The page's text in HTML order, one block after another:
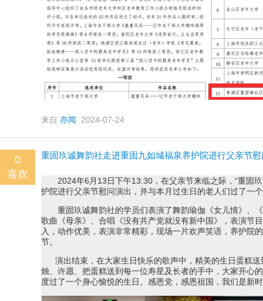
来自 亦闻 2024-07-24
重固玖诚舞韵社走进重固九如城福泉养护院进行父亲节
2024年6月13日下午13:30，在父亲节来临之际，“重固玖
护院进行父亲节慰问演出，并与本月过生日的老人们过了一
重固玖诚舞韵社的学员们表演了舞韵瑜伽《女儿情》、
歌曲《母亲》、合唱《没有共产党就没有新中国》，表演节
入，动作优美，表演非常精彩，现场一片欢声笑语，养护院
节。
演出结束，在大家生日快乐的歌声中，精美的生日蛋糕送
烛、许愿、把蛋糕送到每一位寿星及长者的手中，大家开心
度过了一个身心愉悦的生日。感恩党，感恩祖国，我们是新
0
喜欢